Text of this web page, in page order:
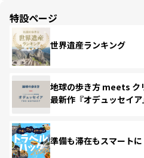
特設ページ
世界遺産ランキング
地球の歩き方 meets ク
最新作『オデュッセイア
準備も滞在もスマート